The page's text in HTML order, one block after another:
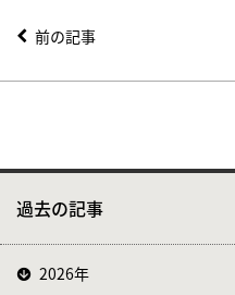
前の記事
過去の記事
2026年